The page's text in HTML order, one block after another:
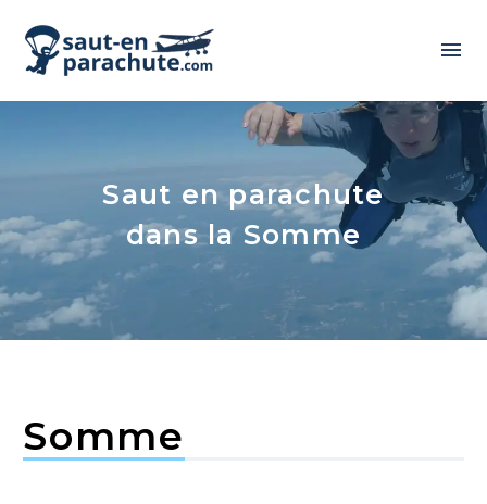
Saut en parachute
dans la Somme
Somme